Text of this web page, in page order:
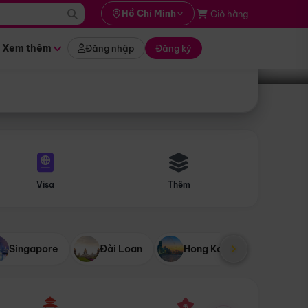
Hồ Chí Minh Giỏ hàng
Xem thêm Đăng nhập Đăng ký
Tìm tour
Visa Thêm
Singapore Đài Loan Hong Kong